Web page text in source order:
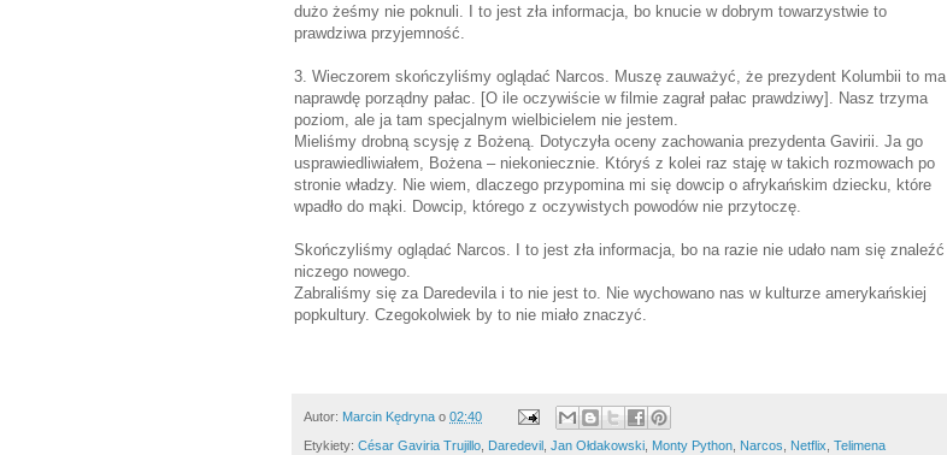
dużo żeśmy nie poknuli. I to jest zła informacja, bo knucie w dobrym towarzystwie to
prawdziwa przyjemność.
3. Wieczorem skończyliśmy oglądać Narcos. Muszę zauważyć, że prezydent Kolumbii to ma
naprawdę porządny pałac. [O ile oczywiście w filmie zagrał pałac prawdziwy]. Nasz trzyma
poziom, ale ja tam specjalnym wielbicielem nie jestem.
Mieliśmy drobną scysję z Bożeną. Dotyczyła oceny zachowania prezydenta Gavirii. Ja go
usprawiedliwiałem, Bożena – niekoniecznie. Któryś z kolei raz staję w takich rozmowach po
stronie władzy. Nie wiem, dlaczego przypomina mi się dowcip o afrykańskim dziecku, które
wpadło do mąki. Dowcip, którego z oczywistych powodów nie przytoczę.
Skończyliśmy oglądać Narcos. I to jest zła informacja, bo na razie nie udało nam się znaleźć
niczego nowego.
Zabraliśmy się za Daredevila i to nie jest to. Nie wychowano nas w kulturze amerykańskiej
popkultury. Czegokolwiek by to nie miało znaczyć.
Autor: Marcin Kędryna o 02:40
Etykiety: César Gaviria Trujillo Daredevil Jan Ołdakowski Monty Python Narcos Netflix Telimena